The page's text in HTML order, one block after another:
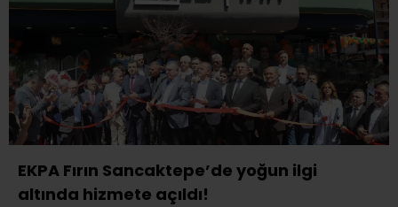
EKPA Fırın Sancaktepe’de yoğun ilgi
altında hizmete açıldı!